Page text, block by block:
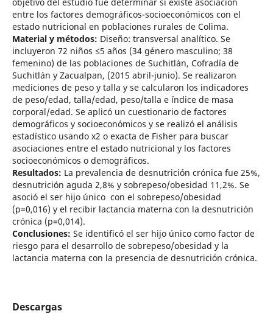
entre los factores demográficos-socioeconómicos con el
estado nutricional en poblaciones rurales de Colima.
Material y métodos: Diseño: transversal analítico. Se
incluyeron 72 niños ≤5 años (34 género masculino; 38
femenino) de las poblaciones de Suchitlán, Cofradía de
Suchitlán y Zacualpan, (2015 abril-junio). Se realizaron
mediciones de peso y talla y se calcularon los indicadores
de peso/edad, talla/edad, peso/talla e índice de masa
corporal/edad. Se aplicó un cuestionario de factores
demográficos y socioeconómicos y se realizó el análisis
estadístico usando x2 o exacta de Fisher para buscar
asociaciones entre el estado nutricional y los factores
socioeconómicos o demográficos.
Resultados: La prevalencia de desnutrición crónica fue 25%,
desnutrición aguda 2,8% y sobrepeso/obesidad 11,2%. Se
asoció el ser hijo único con el sobrepeso/obesidad
(p=0,016) y el recibir lactancia materna con la desnutrición
crónica (p=0,014).
Conclusiones: Se identificó el ser hijo único como factor de
riesgo para el desarrollo de sobrepeso/obesidad y la
lactancia materna con la presencia de desnutrición crónica.
Descargas